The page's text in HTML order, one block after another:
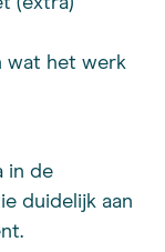
wat het werk
in de
duidelijk aan